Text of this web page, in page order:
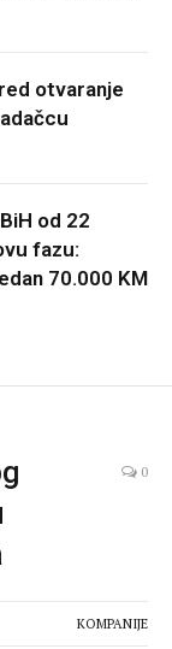
otvaranje
od 22
fazu:
70.000 KM
0
KOMPANIJE